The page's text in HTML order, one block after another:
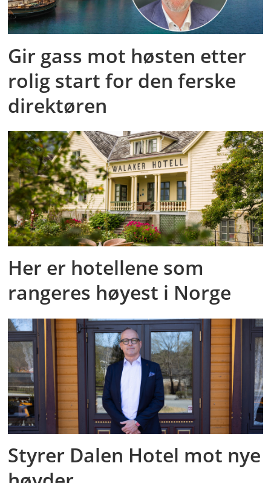
Gir gass mot høsten etter
rolig start for den ferske
direktøren
Her er hotellene som
rangeres høyest i Norge
Styrer Dalen Hotel mot nye